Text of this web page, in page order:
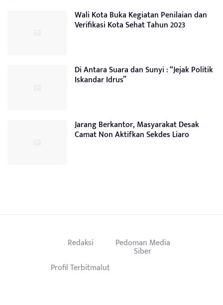
Wali Kota Buka Kegiatan Penilaian dan
Verifikasi Kota Sehat Tahun 2023
Di Antara Suara dan Sunyi : “Jejak Politik
Iskandar Idrus”
Jarang Berkantor, Masyarakat Desak
Camat Non Aktifkan Sekdes Liaro
Redaksi Pedoman Media
Siber
Profil Terbitmalut